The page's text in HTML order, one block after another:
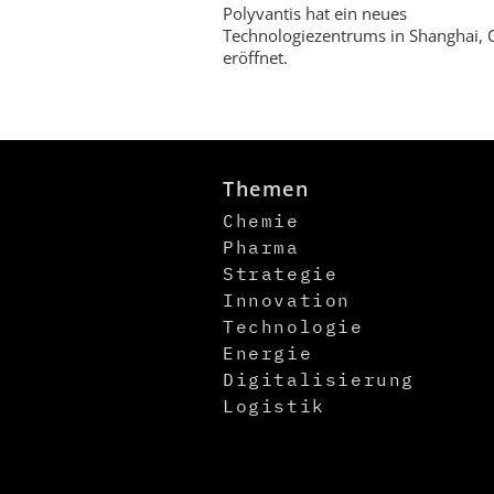
Polyvantis hat ein neues
Technologiezentrums in Shanghai,
eröffnet.
Themen
Chemie
Pharma
Strategie
Innovation
Technologie
Energie
Digitalisierung
Logistik